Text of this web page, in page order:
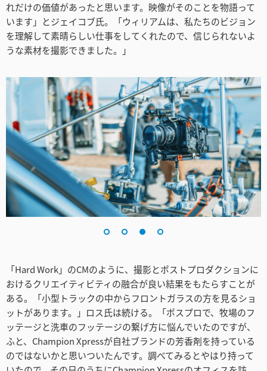
れだけの価値があったと思います。映像がそのことを物語って
います」とジェイコブ氏。「ウィリアムは、私たちのビジョン
を理解して素晴らしい仕事をしてくれたので、信じられないよ
うな素材を撮影できました。」
「Hard Work」のCMのように、撮影とポストプロダクションに
おけるクリエイティビティの融合が良い結果をもたらすことが
ある。「小型トラックの中からフロントガラスの方を見るショ
ットがあります。」ロス氏は続ける。「ポスプロで、牧場のフ
ッテージと洗車のフッテージの繋げ方に悩んでいたのですが、
ふと、Champion Xpressが自社ブランドの芳香剤を持っている
のではないかと思いついたんです。調べてみるとやはり持って